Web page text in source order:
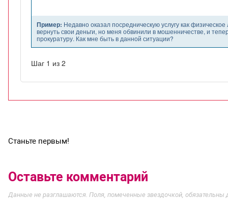
Станьте первым!
Оставьте комментарий
Данные не разглашаются. Поля, помеченные звездочкой, обязательны